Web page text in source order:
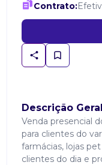
Contrato:
Descrição Geral
Venda presencial
para clientes do
farmácias, lojas
clientes do dia e